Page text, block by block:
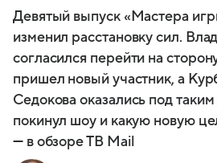
Девятый выпуск «Мастера
изменил расстановку сил.
согласился перейти на
пришел новый участник, а
Седокова оказались под
покинул шоу и какую новую
— в обзоре ТВ Mail